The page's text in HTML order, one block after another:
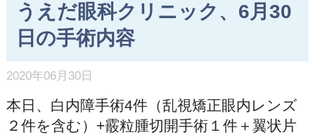
うえだ眼科クリニック、6月30
日の手術内容
2020年06月30日
本日、白内障手術4件（乱視矯正眼内レンズ
２件を含む）+霰粒腫切開手術１件＋翼状片